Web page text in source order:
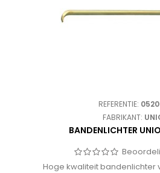
REFERENTIE:
FABRIKANT:
BANDENLICHTER
Hoge kwaliteit bandenlichter